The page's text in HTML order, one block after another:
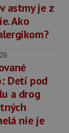
astmy je z
Ako
Deti pod
a drog
nie je